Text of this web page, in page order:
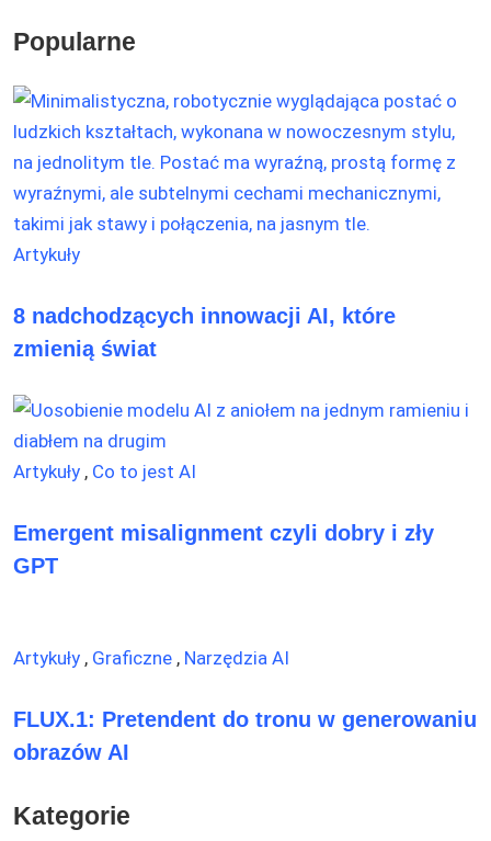
Popularne
Artykuły
8 nadchodzących innowacji AI, które
zmienią świat
Artykuły , Co to jest AI
Emergent misalignment czyli dobry i zły
GPT
Artykuły , Graficzne , Narzędzia AI
FLUX.1: Pretendent do tronu w generowaniu
obrazów AI
Kategorie